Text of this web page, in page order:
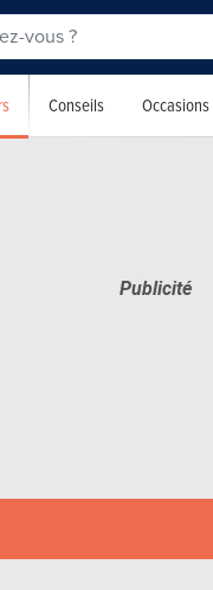
Conseils Occasions